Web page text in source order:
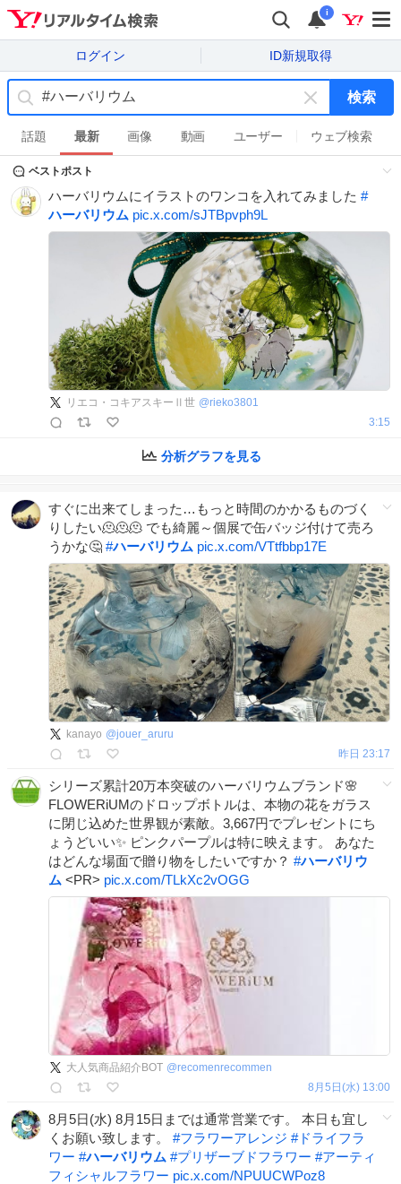
i
ログイン ID新規取得
キ
ー
ワ
ド
消
す
検索
話題 最新 画像 動画 ユーザー ウェブ検索
ベストポスト
ハーバリウムにイラストのワンコを入れてみました #
ハーバリウム pic.x.com/sJTBpvph9L
リエコ・コキアスキーⅡ世 @rieko3801
3:15
分析グラフを見る
すぐに出来てしまった…もっと時間のかかるものづく
りしたい🫠🫠🫠 でも綺麗～個展で缶バッジ付けて売ろ
うかな🤔 #ハーバリウム pic.x.com/VTtfbbp17E
kanayo @jouer_aruru
昨日 23:17
シリーズ累計20万本突破のハーバリウムブランド🌸
FLOWERiUMのドロップボトルは、本物の花をガラス
に閉じ込めた世界観が素敵。3,667円でプレゼントにち
ょうどいい✨ ピンクパープルは特に映えます。 あなた
はどんな場面で贈り物をしたいですか？ #ハーバリウ
ム <PR> pic.x.com/TLkXc2vOGG
大人気商品紹介BOT @recomenrecommen
8月5日(水) 13:00
8月5日(水) 8月15日までは通常営業です。 本日も宜し
くお願い致します。 #フラワーアレンジ #ドライフラ
ワー #ハーバリウム #プリザーブドフラワー #アーティ
フィシャルフラワー pic.x.com/NPUUCWPoz8